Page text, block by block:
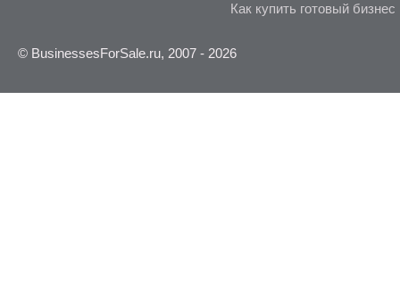
Как купить готовый бизнес
© BusinessesForSale.ru, 2007 - 2026